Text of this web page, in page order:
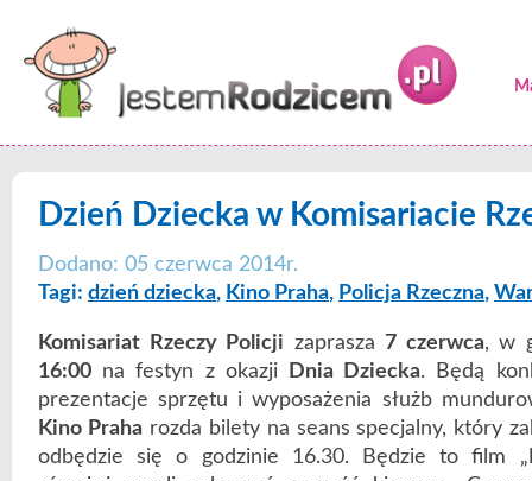
Dzień Dziecka w Komisariacie
Dodano: 05 czerwca 2014r.
Tagi: dzień dziecka, Kino Praha, Policja Rzeczna,
Komisariat Rzeczy Policji zaprasza 7 czerwca, w
16:00 na festyn z okazji Dnia Dziecka. Będą
prezentacje sprzętu i wyposażenia służb
Kino Praharozda bilety na seans specjalny, który
odbędzie się o godzinie 16.30. Będzie to film „